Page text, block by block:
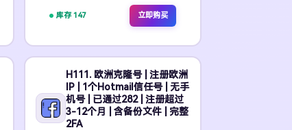
库存 147 立即购买
H111. 欧洲克隆号 | 注册欧洲
IP | 1个Hotmail信任号 | 无手
机号 | 已通过282 | 注册超过
3-12个月 | 含备份文件 | 完整
2FA